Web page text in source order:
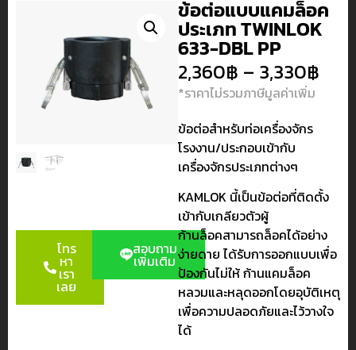
โทร
หา
เรา
เลย
สอบถาม
เพิ่มเติม
ข้อต่อแบบแคมล็อค
ประเภท TWINLOK
633-DBL PP
2,360฿ – 3,330฿
*ราคาไม่รวมภาษีมูลค่าเพิ่ม
ข้อต่อสำหรับท่อเครื่องจักร
โรงงาน/ประกอบเข้ากับ
เครื่องจักรประเภทต่างๆ
KAMLOK นี้เป็นข้อต่อที่ติดตั้ง
เข้ากับเกลียวตัวผู้
ก้านล็อคสามารถล็อคได้อย่าง
ง่ายดาย ได้รับการออกแบบเพื่อ
ป้องกันไม่ให้ ก้านแคมล็อค
หลวมและหลุดออกโดยอุบัติเหตุ
เพื่อความปลอดภัยและไว้วางใจ
ได้